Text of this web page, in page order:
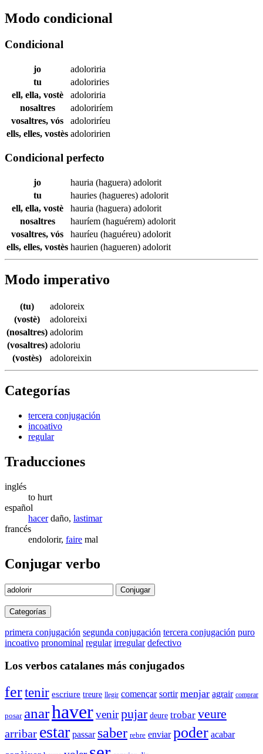
Modo condicional
Condicional
jo
adoloriria
tu
adoloriries
ell, ella, vostè
adoloriria
nosaltres
adoloriríem
vosaltres, vós
adoloriríeu
ells, elles, vostès adoloririen
Condicional perfecto
jo hauria (haguera) adolorit
tu
hauries (hagueres) adolorit
ell, ella, vostè
hauria (haguera) adolorit
nosaltres
hauríem (haguérem) adolorit
vosaltres, vós
hauríeu (haguéreu) adolorit
ells, elles, vostès haurien (hagueren) adolorit
Modo imperativo
(tu)
adoloreix
(vostè)
adoloreixi
(nosaltres) adolorim
(vosaltres) adoloriu
(vostès)
adoloreixin
Categorías
tercera conjugación
incoativo
regular
Traducciones
inglés
to hurt
español
hacerdaño, lastimar
francés
endolorir, faire mal
Conjugar verbo
Conjugar
Categorías
primera conjugación segunda conjugación tercera conjugación puro
incoativo pronominal regular irregular defectivo
Los verbos catalanes más conjugados
fertenir escriure treure llegir començar sortir menjar agrair comprar
posar anarhavervenirpujar deure trobar veure
arribar estar passar saber rebre enviar poder acabar